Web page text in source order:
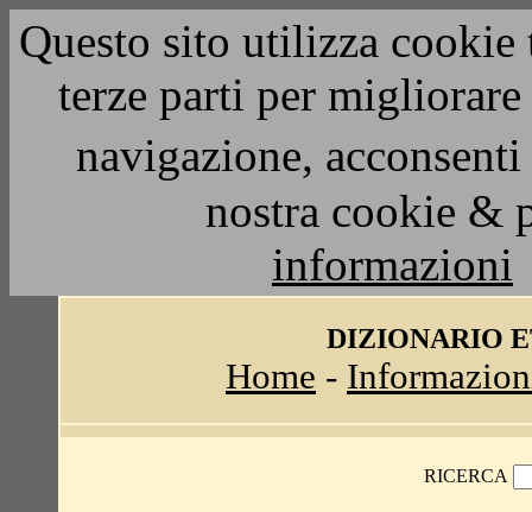
Questo sito utilizza
terze parti per
navigazione,
nostra cookie &
informazioni
DIZIONARIO
Home -
RICERCA